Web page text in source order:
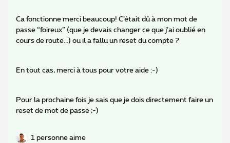
Ca fonctionne merci beaucoup! C’était dû à mon mot de
passe “foireux” (que je devais changer ce que j’ai oublié en
cours de route...) ou il a fallu un reset du compte ?
En tout cas, merci à tous pour votre aide :-)
Pour la prochaine fois je sais que je dois directement faire un
reset de mot de passe ;-)
1 personne aime